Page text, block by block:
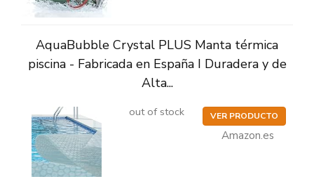
AquaBubble Crystal PLUS Manta térmica
piscina - Fabricada en España I Duradera y de
Alta...
out of stock VER PRODUCTO
Amazon.es